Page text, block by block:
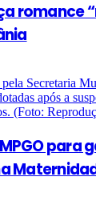
romance
para